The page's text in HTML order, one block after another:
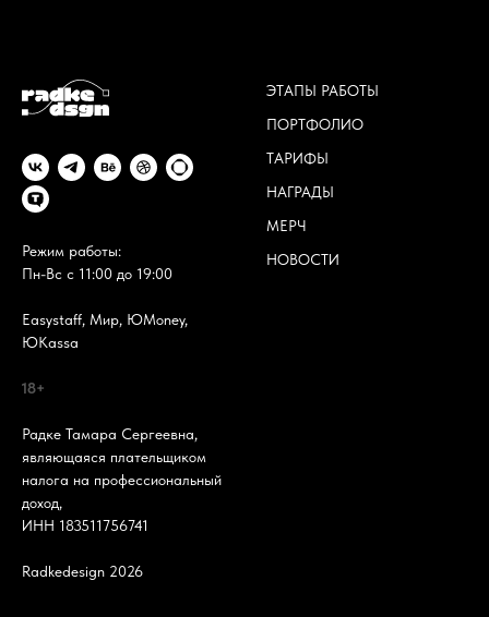
Режим работы:
Пн-Вс с 11:00 до 19:00
Easystaff, Мир, ЮMoney,
ЮKassa
18+
Радке Тамара Сергеевна,
являющаяся плательщиком
налога на профессиональный
доход,
ИНН 183511756741
Radkedesign 2026
ЭТАПЫ РАБОТЫ
ПОРТФОЛИО
ТАРИФЫ
НАГРАДЫ
МЕРЧ
НОВОСТИ